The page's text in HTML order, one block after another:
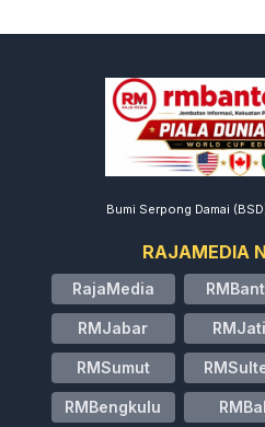
Bumi Serpong Damai
RAJAMEDIA
RajaMedia
RMJabar
RMSumut
RMBengkulu